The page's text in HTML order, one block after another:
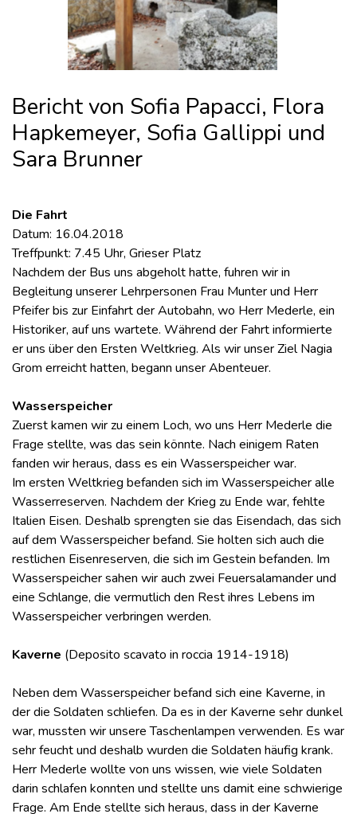
Bericht von Sofia Papacci, Flora
Hapkemeyer, Sofia Gallippi und
Sara Brunner
Die Fahrt
Datum: 16.04.2018
Treffpunkt: 7.45 Uhr, Grieser Platz
Nachdem der Bus uns abgeholt hatte, fuhren wir in
Begleitung unserer Lehrpersonen Frau Munter und Herr
Pfeifer bis zur Einfahrt der Autobahn, wo Herr Mederle, ein
Historiker, auf uns wartete. Während der Fahrt informierte
er uns über den Ersten Weltkrieg. Als wir unser Ziel Nagia
Grom erreicht hatten, begann unser Abenteuer.
Wasserspeicher
Zuerst kamen wir zu einem Loch, wo uns Herr Mederle die
Frage stellte, was das sein könnte. Nach einigem Raten
fanden wir heraus, dass es ein Wasserspeicher war.
Im ersten Weltkrieg befanden sich im Wasserspeicher alle
Wasserreserven. Nachdem der Krieg zu Ende war, fehlte
Italien Eisen. Deshalb sprengten sie das Eisendach, das sich
auf dem Wasserspeicher befand. Sie holten sich auch die
restlichen Eisenreserven, die sich im Gestein befanden. Im
Wasserspeicher sahen wir auch zwei Feuersalamander und
eine Schlange, die vermutlich den Rest ihres Lebens im
Wasserspeicher verbringen werden.
Kaverne (Deposito scavato in roccia 1914-1918)
Neben dem Wasserspeicher befand sich eine Kaverne, in
der die Soldaten schliefen. Da es in der Kaverne sehr dunkel
war, mussten wir unsere Taschenlampen verwenden. Es war
sehr feucht und deshalb wurden die Soldaten häufig krank.
Herr Mederle wollte von uns wissen, wie viele Soldaten
darin schlafen konnten und stellte uns damit eine schwierige
Frage. Am Ende stellte sich heraus, dass in der Kaverne